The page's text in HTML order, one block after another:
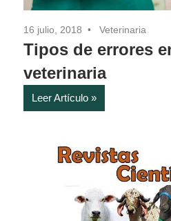
16 julio, 2018 Veterinaria
Tipos de errores
veterinaria
Leer Artículo